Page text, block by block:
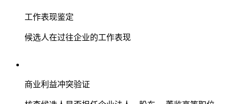
工作表现鉴定
候选人在过往企业的工作表现
商业利益冲突验证